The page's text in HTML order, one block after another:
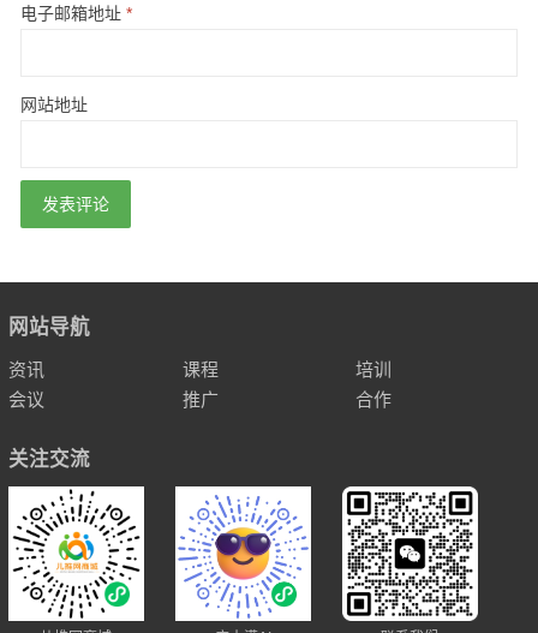
电子邮箱地址 *
网站地址
网站导航
资讯 课程
培训
会议
推广 合作
关注交流